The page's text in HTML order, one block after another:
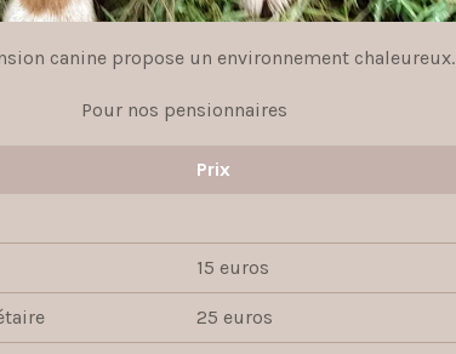
canine propose un environnement chaleureux.
Pour nos pensionnaires
Prix
15 euros
25 euros